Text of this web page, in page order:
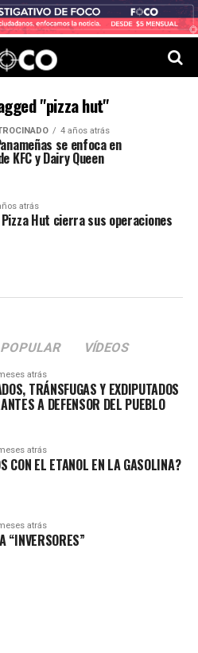
"pizza hut"
4 años atrás
se enfoca en
KFC y Dairy Queen
atrás
Hut cierra sus operaciones
POPULAR VÍDEOS
atrás
TRÁNSFUGAS Y EXDIPUTADOS
A DEFENSOR DEL PUEBLO
atrás
CON EL ETANOL EN LA GASOLINA?
atrás
“INVERSORES”